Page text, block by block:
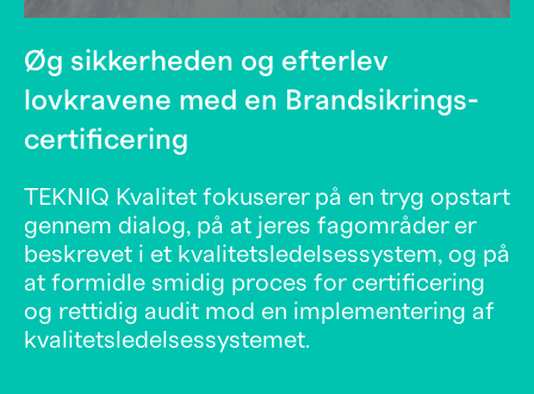
Øg sikkerheden og efterlev
lovkravene med en Brandsikrings-
certificering
TEKNIQ Kvalitet fokuserer på en tryg opstart
gennem dialog, på at jeres fagområder er
beskrevet i et kvalitetsledelsessystem, og på
at formidle smidig proces for certificering
og rettidig audit mod en implementering af
kvalitetsledelsessystemet.